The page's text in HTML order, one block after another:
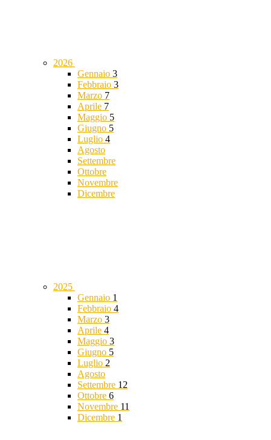
2026
Gennaio 3
Febbraio 3
Marzo 7
Aprile 7
Maggio 5
Giugno 5
Luglio 4
Agosto
Settembre
Ottobre
Novembre
Dicembre
2025
Gennaio 1
Febbraio 4
Marzo 3
Aprile 4
Maggio 3
Giugno 5
Luglio 2
Agosto
Settembre 12
Ottobre 6
Novembre 11
Dicembre 1